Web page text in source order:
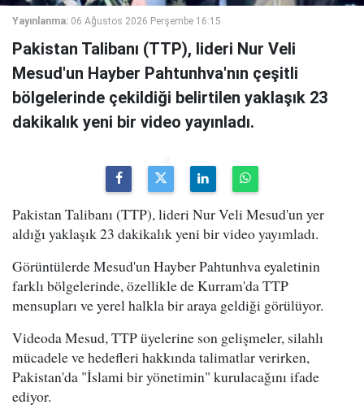
Yayınlanma: 06 Ağustos 2026 Perşembe 16:15
Pakistan Talibanı (TTP), lideri Nur Veli
Mesud'un Hayber Pahtunhva'nın çeşitli
bölgelerinde çekildiği belirtilen yaklaşık 23
dakikalık yeni bir video yayınladı.
Pakistan Talibanı (TTP), lideri Nur Veli Mesud'un yer
aldığı yaklaşık 23 dakikalık yeni bir video yayımladı.
Görüntülerde Mesud'un Hayber Pahtunhva eyaletinin
farklı bölgelerinde, özellikle de Kurram'da TTP
mensupları ve yerel halkla bir araya geldiği görülüyor.
Videoda Mesud, TTP üyelerine son gelişmeler, silahlı
mücadele ve hedefleri hakkında talimatlar verirken,
Pakistan'da "İslami bir yönetimin" kurulacağını ifade
ediyor.